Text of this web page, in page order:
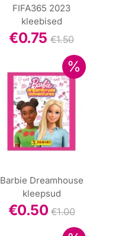
FIFA365 2023
kleebised
€0.75 €1.50
Barbie Dreamhouse
kleepsud
€0.50 €1.00